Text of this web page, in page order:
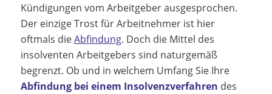
Kündigungen vom Arbeitgeber ausgesprochen.
Der einzige Trost für Arbeitnehmer ist hier
oftmals dieAbfindung. Doch die Mittel des
insolventen Arbeitgebers sind naturgemäß
begrenzt. Ob und in welchem Umfang Sie Ihre
Abfindung bei einem Insolvenzverfahren des